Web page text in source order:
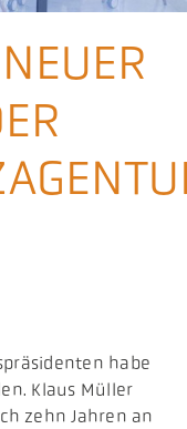
habe
Klaus Müller
zehn Jahren an